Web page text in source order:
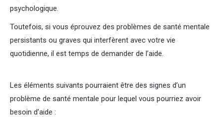
psychologique.
Toutefois, si vous éprouvez des problèmes de santé mentale
persistants ou graves qui interfèrent avec votre vie
quotidienne, il est temps de demander de l’aide.
Les éléments suivants pourraient être des signes d’un
problème de santé mentale pour lequel vous pourriez avoir
besoin d’aide :